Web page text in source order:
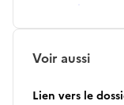
Voir aussi
Lien vers le